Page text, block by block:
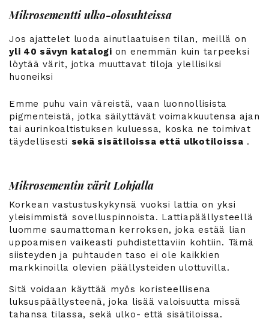
Mikrosementti ulko-olosuhteissa
Jos ajattelet luoda ainutlaatuisen tilan, meillä on
yli 40 sävyn katalogi on enemmän kuin tarpeeksi
löytää värit, jotka muuttavat tiloja ylellisiksi
huoneiksi
Emme puhu vain väreistä, vaan luonnollisista
pigmenteistä, jotka säilyttävät voimakkuutensa ajan
tai aurinkoaltistuksen kuluessa, koska ne toimivat
täydellisesti sekä sisätiloissa että ulkotiloissa .
Mikrosementin värit Lohjalla
Korkean vastustuskykynsä vuoksi lattia on yksi
yleisimmistä sovelluspinnoista. Lattiapäällysteellä
luomme saumattoman kerroksen, joka estää lian
uppoamisen vaikeasti puhdistettaviin kohtiin. Tämä
siisteyden ja puhtauden taso ei ole kaikkien
markkinoilla olevien päällysteiden ulottuvilla.
Sitä voidaan käyttää myös koristeellisena
luksuspäällysteenä, joka lisää valoisuutta missä
tahansa tilassa, sekä ulko- että sisätiloissa.